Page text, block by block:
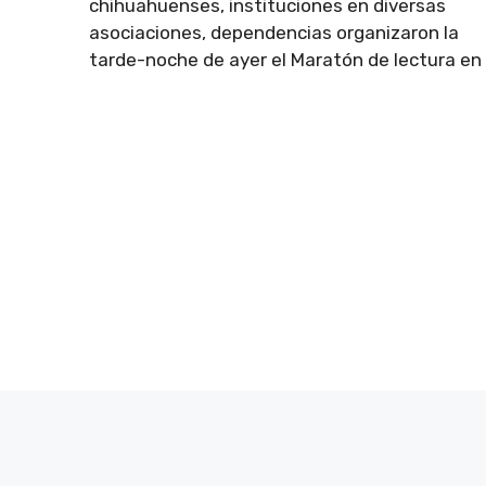
chihuahuenses, instituciones en diversas
asociaciones, dependencias organizaron la
tarde-noche de ayer el Maratón de lectura en